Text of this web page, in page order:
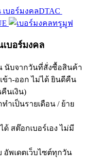
เบอร์มงคลDTAC
เบอร์มงคล
นับจากวันที่สั่งซื้อสินค้า
า-ออก ไม่ได้ ยินดีคืน
นเงิน)
ำเป็นรายเดือน / ย้าย
สต๊อกเบอร์เอง ไม่มี
อัพเดตเว็บไซต์ทุกวัน